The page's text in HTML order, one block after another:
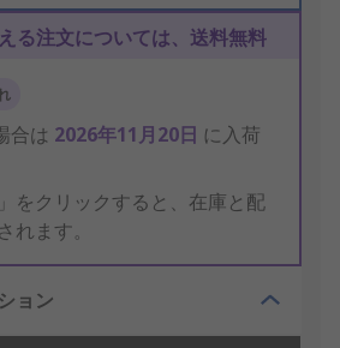
る注文については、送料無料
合は 2026年11月20日 に入荷
をクリックすると、在庫と配
れます。
ョン